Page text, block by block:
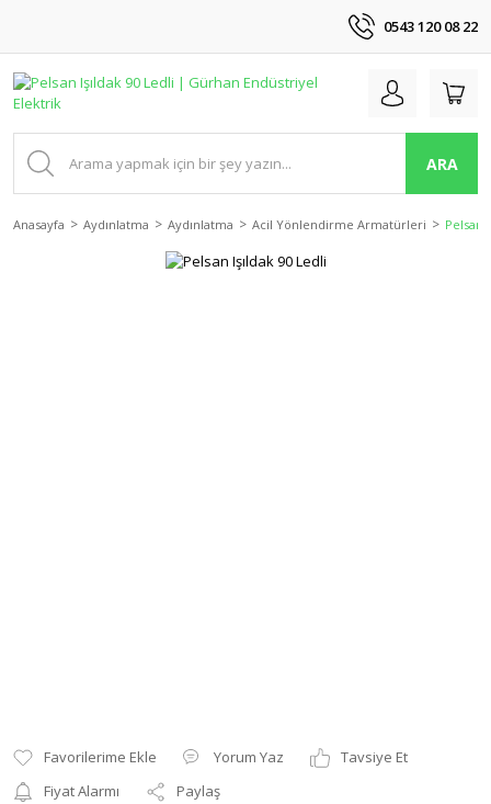
0543 120 08 22
ARA
Anasayfa Aydınlatma Aydınlatma Acil Yönlendirme Armatürleri Pelsan
Yorum Yaz
Tavsiye Et
Fiyat Alarmı
Paylaş